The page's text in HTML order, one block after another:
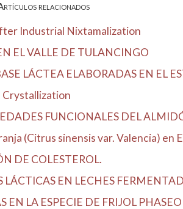
relacionados
Industrial Nixtamalization
EL VALLE DE TULANCINGO
LÁCTEA ELABORADAS EN EL
Crystallization
FUNCIONALES DEL
(Citrus sinensis var. Valencia) en
DE COLESTEROL.
EN LECHES
LA ESPECIE DE FRIJOL